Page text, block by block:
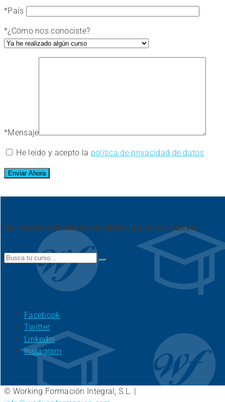
*País
*¿Cómo nos conociste?
*Mensaje
He leído y acepto la política de privacidad de datos
Ha llegado el momento de darle un giro a tu carrera.
Search
Facebook
Twitter
Linkedin
Instagram
© Working Formación Integral, S.L. |